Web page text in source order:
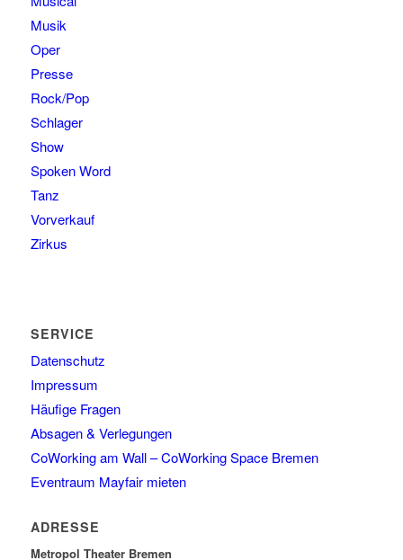
Musik
Oper
Presse
Rock/Pop
Schlager
Show
Spoken Word
Tanz
Vorverkauf
Zirkus
SERVICE
Datenschutz
Impressum
Häufige Fragen
Absagen & Verlegungen
CoWorking am Wall – CoWorking Space Bremen
Eventraum Mayfair mieten
ADRESSE
Metropol Theater Bremen